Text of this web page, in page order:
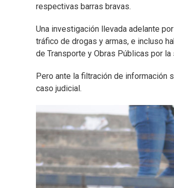
respectivas barras bravas.
Una investigación llevada adelante
tráfico de drogas y armas, e incluso
de Transporte y Obras Públicas por
Pero ante la filtración de información
caso judicial.